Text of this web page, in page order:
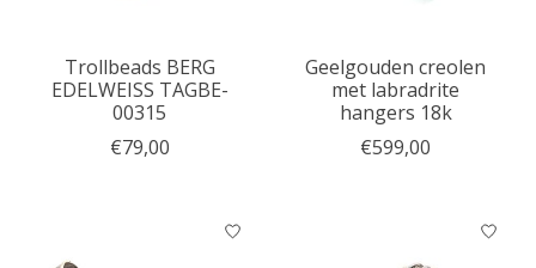
Trollbeads BERG
EDELWEISS TAGBE-
00315
€79,00
Geelgouden creolen
met labradrite
hangers 18k
€599,00